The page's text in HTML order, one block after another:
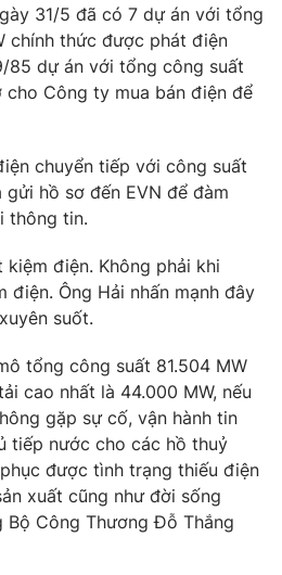
31/5 đã có 7 dự án với tổng
chính thức được phát điện
85 dự án với tổng công suất
Công ty mua bán điện để
chuyển tiếp với công suất
gửi hồ sơ đến EVN để đàm
thông tin.
điện. Không phải khi
điện. Ông Hải nhấn mạnh đây
suốt.
tổng công suất 81.504 MW
cao nhất là 44.000 MW, nếu
gặp sự cố, vận hành tin
tiếp nước cho các hồ thuỷ
được tình trạng thiếu điện
xuất cũng như đời sống
Bộ Công Thương Đỗ Thắng